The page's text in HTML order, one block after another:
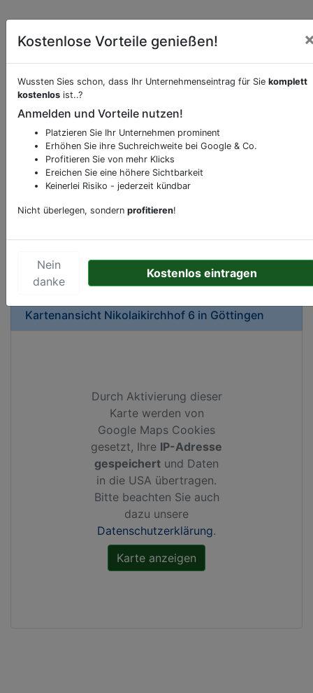
Beschreibung & Services von
Buchgeschäft
Sie möchten eine Beschreibung, Dienstleistung
oder andere relevante Informationen hinzufügen?
Klicken Sie bitte
hierum uns zu kontaktieren.
Sonderangebote odere besondere Services, die
Kartenansicht Nikolaikirchhof 6 in Göttingen
Durch Aktivierung dieser
Karte werden von
Google Maps Cookies
gesetzt, Ihre IP-Adresse
gespeichert und Daten
in die USA übertragen.
Bitte beachten Sie auch
dazu unsere
Datenschutzerklärung.
Kostenlose Vorteile genießen!
Wussten Sies schon, dass Ihr Unternehmenseintrag für Sie komplett
kostenlos ist..?
Anmelden und Vorteile nutzen!
Platzieren Sie Ihr Unternehmen prominent
Erhöhen Sie ihre Suchreichweite bei Google & Co.
Profitieren Sie von mehr Klicks
Ereichen Sie eine höhere Sichtbarkeit
Keinerlei Risiko - jederzeit kündbar
Nicht überlegen, sondern profitieren!
Nein
danke
Kostenlos eintragen